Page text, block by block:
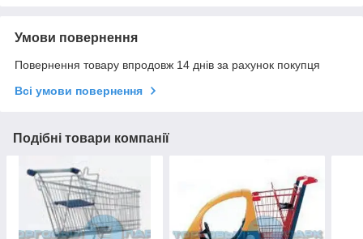
Умови повернення
Повернення товару впродовж 14 днів за рахунок покупця
Всі умови повернення
Подібні товари компанії